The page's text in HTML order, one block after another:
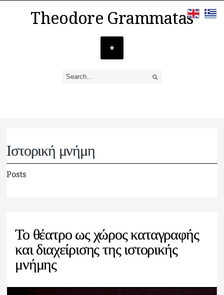
Theodore Grammatas
Ιστορική μνήμη
Posts
Το θέατρο ως χώρος καταγραφής
και διαχείρισης της ιστορικής
μνήμης